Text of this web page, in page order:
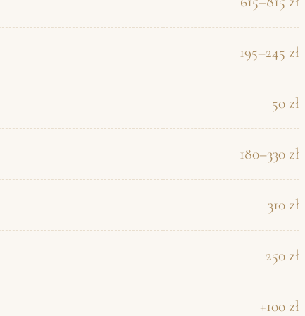
195–245 zł
50 zł
180–330 zł
310 zł
250 zł
+100 zł